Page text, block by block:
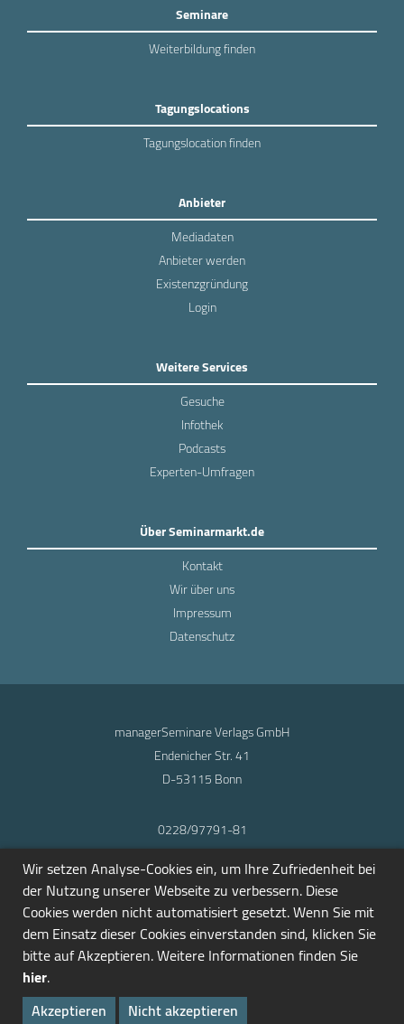
Seminare
Weiterbildung finden
Tagungslocations
Tagungslocation finden
Anbieter
Mediadaten
Anbieter werden
Existenzgründung
Login
Weitere Services
Gesuche
Infothek
Podcasts
Experten-Umfragen
Über Seminarmarkt.de
Kontakt
Wir über uns
Impressum
Datenschutz
managerSeminare Verlags GmbH
Endenicher Str. 41
D-53115 Bonn
0228/97791-81
info@seminarmarkt.de
© 2001-2026
Wir setzen Analyse-Cookies ein, um Ihre Zufriedenheit bei
der Nutzung unserer Webseite zu verbessern. Diese
Cookies werden nicht automatisiert gesetzt. Wenn Sie mit
dem Einsatz dieser Cookies einverstanden sind, klicken Sie
bitte auf Akzeptieren. Weitere Informationen finden Sie
hier.
Akzeptieren
Nicht akzeptieren